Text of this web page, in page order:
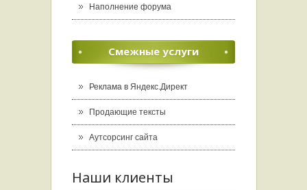
Наполнение форума
Смежные услуги
Реклама в Яндекс.Директ
Продающие тексты
Аутсорсинг сайта
Наши клиенты